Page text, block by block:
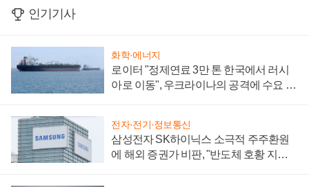
인기기사
화학·에너지
로이터 "정제연료 3만 톤 한국에서 러시
아로 이동", 우크라이나의 공격에 수요 늘
전자·전기·정보통신
삼성전자 SK하이닉스 소극적 주주환원
에 해외 증권가 비판, "반도체 호황 지속